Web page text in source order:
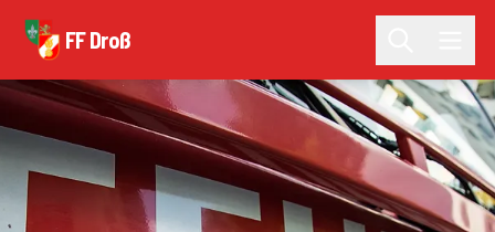
FF Droß